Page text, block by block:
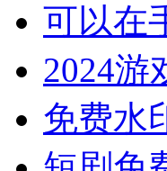
可以在
2024游
免费水